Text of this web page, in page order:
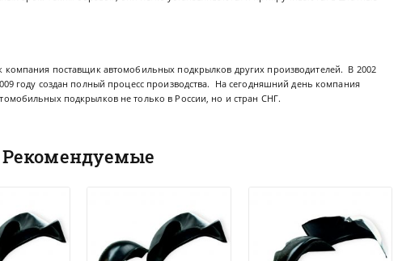
компания поставщик автомобильных подкрылков других производителей. В 2002
году создан полный процесс производства. На сегодняшний день компания
подкрылков не только в России, но и стран СНГ.
Рекомендуемые